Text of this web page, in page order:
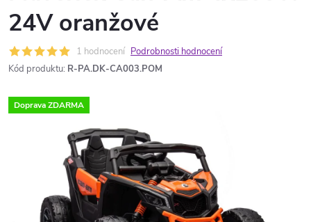
24V oranžové
1 hodnocení Podrobnosti hodnocení
Kód produktu: R-PA.DK-CA003.POM
Doprava ZDARMA